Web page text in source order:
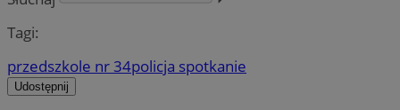
Tagi:
przedszkole nr 34policja spotkanie
Udostępnij